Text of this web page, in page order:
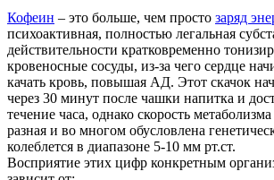
Кофеин – это больше, чем просто заряд
психоактивная, полностью легальная
действительности кратковременно
кровеносные сосуды, из-за чего сердце
качать кровь, повышая АД. Этот скачок
через 30 минут после чашки напитка и
течение часа, однако скорость
разная и во многом обусловлена
колеблется в диапазоне 5-10 мм рт.ст.
Восприятие этих цифр конкретным